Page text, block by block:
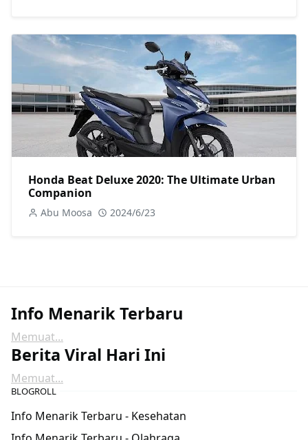
Honda Beat Deluxe 2020: The Ultimate Urban
Companion
Abu Moosa 2024/6/23
Info Menarik Terbaru
Memuat...
Berita Viral Hari Ini
Memuat...
BLOGROLL
Info Menarik Terbaru - Kesehatan